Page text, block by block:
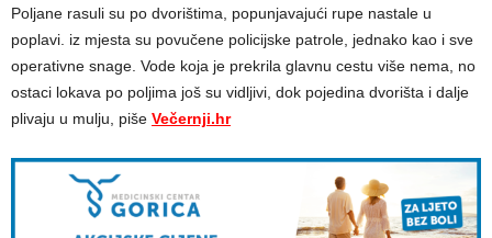
Poljane rasuli su po dvorištima, popunjavajući rupe nastale u
poplavi. iz mjesta su povučene policijske patrole, jednako kao i sve
operativne snage. Vode koja je prekrila glavnu cestu više nema, no
ostaci lokava po poljima još su vidljivi, dok pojedina dvorišta i dalje
plivaju u mulju, piše Večernji.hr